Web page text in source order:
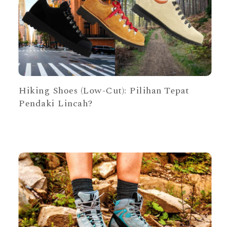
Hiking Shoes (Low-Cut): Pilihan Tepat
Pendaki Lincah?